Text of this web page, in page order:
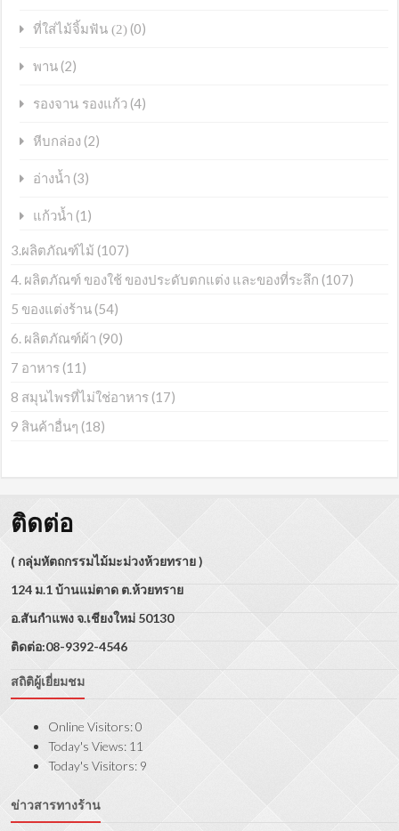
ที่ใส่ไม้จิ้มฟัน (2) (0)
พาน (2)
รองจาน รองแก้ว (4)
หีบกล่อง (2)
อ่างน้ำ (3)
แก้วน้ำ (1)
3.ผลิตภัณฑ์ไม้ (107)
4. ผลิตภัณฑ์ ของใช้ ของประดับตกแต่ง และของที่ระลึก (107)
5 ของแต่งร้าน (54)
6. ผลิตภัณฑ์ผ้า (90)
7 อาหาร (11)
8 สมุนไพรที่ไม่ใช่อาหาร (17)
9 สินค้าอื่นๆ (18)
ติดต่อ
( กลุ่มหัตถกรรมไม้มะม่วงห้วยทราย )
124 ม.1 บ้านแม่ตาด ต.ห้วยทราย
อ.สันกำแพง จ.เชียงใหม่ 50130
ติดต่อ:08-9392-4546
สถิติผู้เยี่ยมชม
Online Visitors:0
Today's Views: 11
Today's Visitors: 9
ข่าวสารทางร้าน